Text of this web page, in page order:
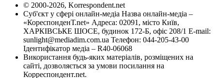
© 2000-2026, Korrespondent.net
Суб'єкт у сфері онлайн-медіа Назва онлайн-медіа –
«КореспонденТ.net» Адреса: 02091, місто Київ,
ХАРКІВСЬКЕ ШОСЕ, будинок 172-Б, офіс 208/1 E-mail:
sunlight@mediadim.com.ua Телефон: 044-205-43-00
Ідентифікатор медіа – R40-06068
Використання будь-яких матеріалів, розміщених на
сайті, дозволяється за умови посилання на
Корреспондент.net.